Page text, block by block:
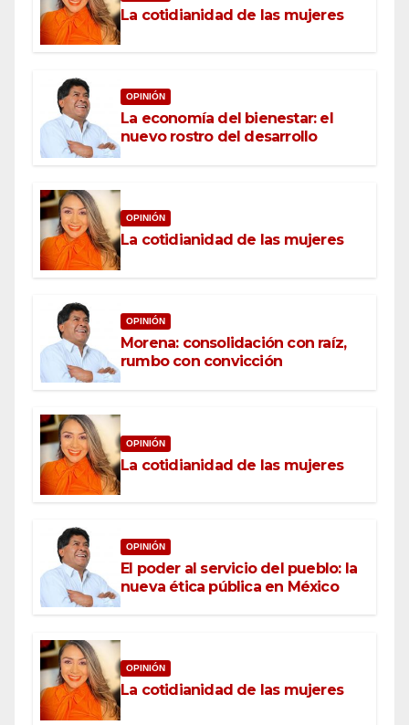
La cotidianidad de las mujeres
OPINIÓN
La economía del bienestar: el
nuevo rostro del desarrollo
OPINIÓN
La cotidianidad de las mujeres
OPINIÓN
Morena: consolidación con raíz,
rumbo con convicción
OPINIÓN
La cotidianidad de las mujeres
OPINIÓN
El poder al servicio del pueblo: la
nueva ética pública en México
OPINIÓN
La cotidianidad de las mujeres